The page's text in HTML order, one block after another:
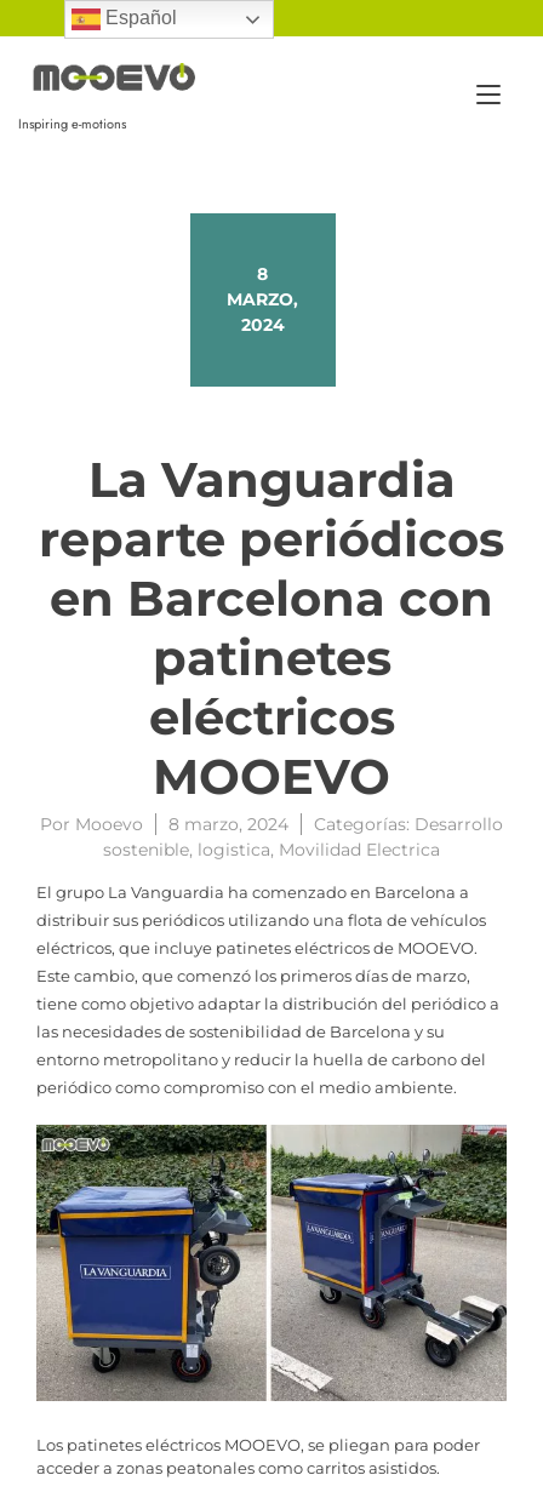
al
Inspiring e-motions
8
MARZO,
2024
La Vanguardia
reparte periódicos
en Barcelona con
patinetes
eléctricos
MOOEVO
Por Mooevo 8 marzo, 2024 Categorías: Desarrollo
sostenible, logistica, Movilidad Electrica
El grupo La Vanguardia ha comenzado en Barcelona a
distribuir sus periódicos utilizando una flota de vehículos
eléctricos, que incluye patinetes eléctricos de MOOEVO.
Este cambio, que comenzó los primeros días de marzo,
tiene como objetivo adaptar la distribución del periódico a
las necesidades de sostenibilidad de Barcelona y su
entorno metropolitano y reducir la huella de carbono del
periódico como compromiso con el medio ambiente.
Los patinetes eléctricos MOOEVO, se pliegan para poder
acceder a zonas peatonales como carritos asistidos.
Español